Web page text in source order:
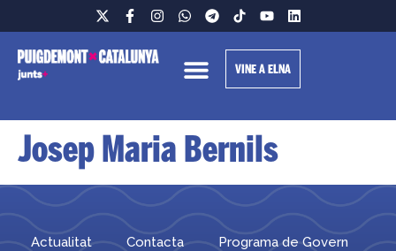
VINE A ELNA
Josep Maria Bernils
Actualitat Contacta
Programa de Govern